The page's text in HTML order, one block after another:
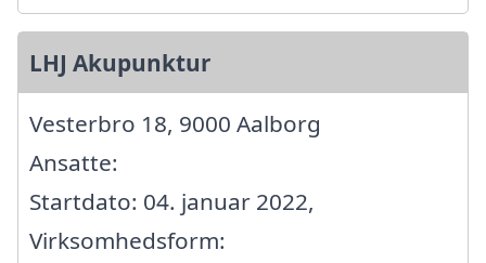
LHJ Akupunktur
Vesterbro 18, 9000 Aalborg
Ansatte:
Startdato: 04. januar 2022,
Virksomhedsform: